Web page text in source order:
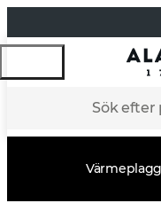
Sök efter